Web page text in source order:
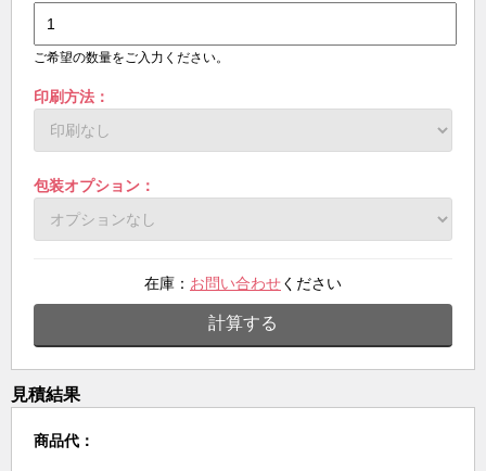
ご希望の数量をご入力ください。
印刷方法：
包装オプション：
在庫： お問い合わせください
計算する
見積結果
商品代：